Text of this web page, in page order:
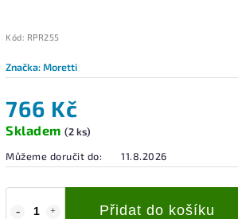
Kód: RPR255
Značka:Moretti
766 Kč
Skladem (2 ks)
Můžeme doručit do:
11.8.2026
Přidat do košíku